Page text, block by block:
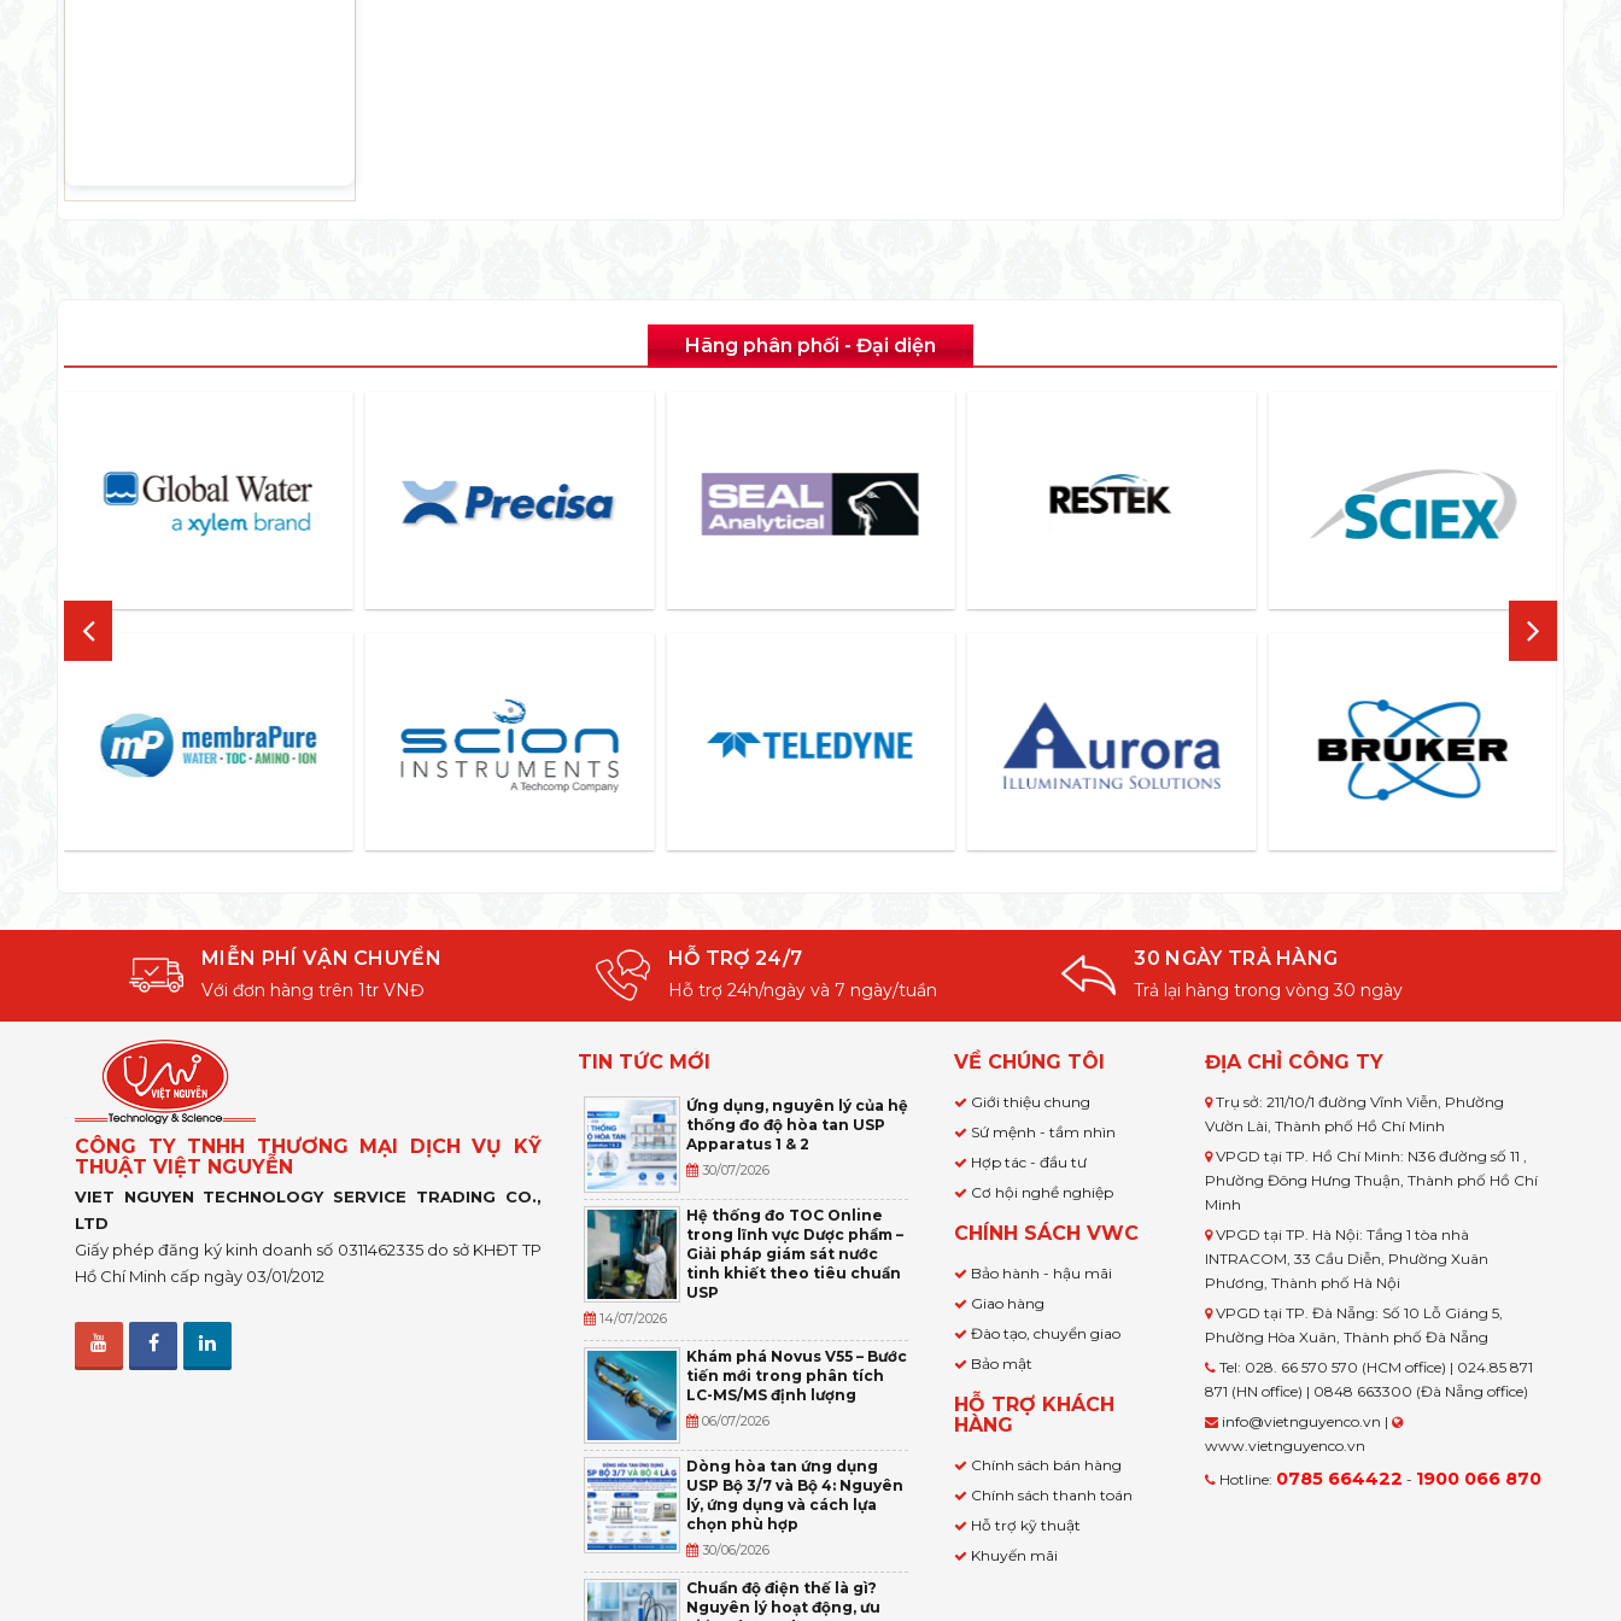
Hãng phân phối - Đại diện
MIỄN PHÍ VẬN CHUYỂN
Với đơn hàng trên 1tr VNĐ
HỖ TRỢ 24/7
Hỗ trợ 24h/ngày và 7 ngày/tuần
30 NGÀY TRẢ HÀNG
Trả lại hàng trong vòng 30 ngày
CÔNG TY TNHH THƯƠNG MẠI DỊCH VỤ KỸ
THUẬT VIỆT NGUYỄN
VIET NGUYEN TECHNOLOGY SERVICE TRADING CO.,
LTD
Giấy phép đăng ký kinh doanh số 0311462335 do sở KHĐT TP
Hồ Chí Minh cấp ngày 03/01/2012
TIN TỨC MỚI
Ứng dụng, nguyên lý của hệ
thống đo độ hòa tan USP
Apparatus 1 & 2
30/07/2026
Hệ thống đo TOC Online
trong lĩnh vực Dược phẩm –
Giải pháp giám sát nước
tinh khiết theo tiêu chuẩn
USP
14/07/2026
Khám phá Novus V55 – Bước
tiến mới trong phân tích
LC-MS/MS định lượng
06/07/2026
Dòng hòa tan ứng dụng
USP Bộ 3/7 và Bộ 4: Nguyên
lý, ứng dụng và cách lựa
chọn phù hợp
30/06/2026
Chuẩn độ điện thế là gì?
Nguyên lý hoạt động, ưu
VỀ CHÚNG TÔI
Giới thiệu chung
Sứ mệnh - tầm nhìn
Hợp tác - đầu tư
Cơ hội nghề nghiệp
CHÍNH SÁCH VWC
Bảo hành - hậu mãi
Giao hàng
Đào tạo, chuyển giao
Bảo mật
HỖ TRỢ KHÁCH
HÀNG
Chính sách bán hàng
Chính sách thanh toán
Hỗ trợ kỹ thuật
Khuyến mãi
ĐỊA CHỈ CÔNG TY
Trụ sở: 211/10/1 đường Vĩnh Viễn, Phường
Vườn Lài, Thành phố Hồ Chí Minh
VPGD tại TP. Hồ Chí Minh: N36 đường số 11 ,
Phường Đông Hưng Thuận, Thành phố Hồ Chí
Minh
VPGD tại TP. Hà Nội: Tầng 1 tòa nhà
INTRACOM, 33 Cầu Diễn, Phường Xuân
Phương, Thành phố Hà Nội
VPGD tại TP. Đà Nẵng: Số 10 Lỗ Giáng 5,
Phường Hòa Xuân, Thành phố Đà Nẵng
Tel: 028. 66 570 570 (HCM office) | 024.85 871
871 (HN office) | 0848 663300 (Đà Nẵng office)
info@vietnguyenco.vn |
www.vietnguyenco.vn
Hotline: 0785 664422 - 1900 066 870